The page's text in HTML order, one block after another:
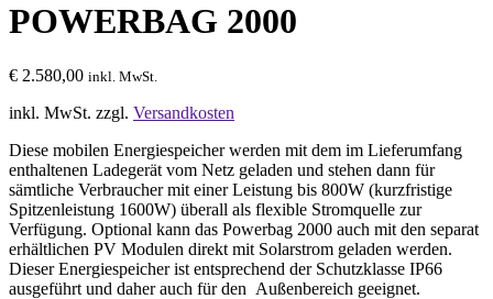
POWERBAG 2000
€ 2.580,00 inkl. MwSt.
inkl. MwSt. zzgl. Versandkosten
Diese mobilen Energiespeicher werden mit dem im Lieferumfang
enthaltenen Ladegerät vom Netz geladen und stehen dann für
sämtliche Verbraucher mit einer Leistung bis 800W (kurzfristige
Spitzenleistung 1600W) überall als flexible Stromquelle zur
Verfügung. Optional kann das Powerbag 2000 auch mit den separat
erhältlichen PV Modulen direkt mit Solarstrom geladen werden.
Dieser Energiespeicher ist entsprechend der Schutzklasse IP66
ausgeführt und daher auch für den Außenbereich geeignet.